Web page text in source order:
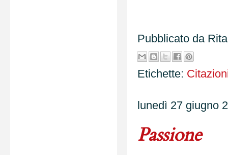
Pubblicato da
Etichette:
lunedì 27 giugno
Passione